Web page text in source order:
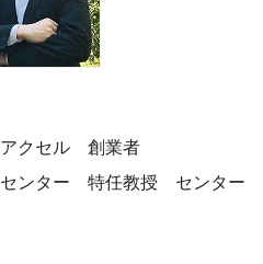
アクセル 創業者
センター 特任教授 センター